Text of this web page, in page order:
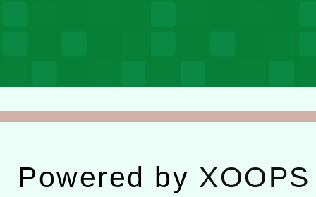
Powered by XOOPS